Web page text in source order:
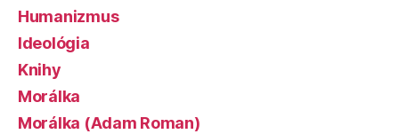
Humanizmus
Ideológia
Knihy
Morálka
Morálka (Adam Roman)